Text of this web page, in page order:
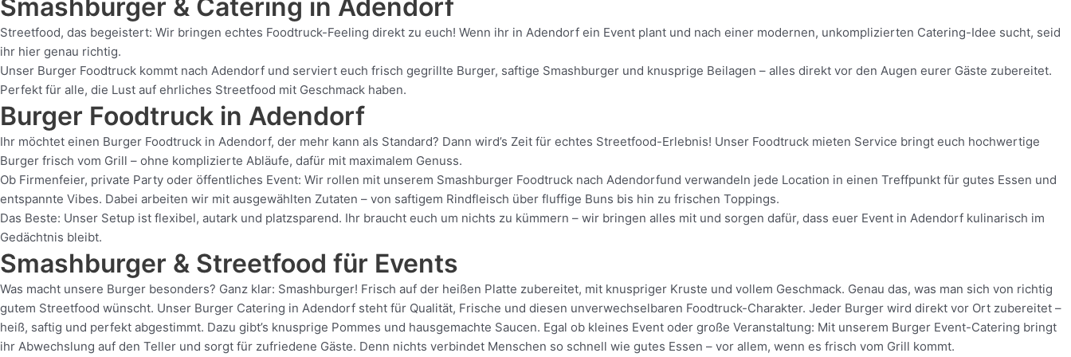
Smashburger & Catering in Adendorf
Streetfood, das begeistert: Wir bringen echtes Foodtruck-Feeling direkt zu euch! Wenn ihr in Adendorf ein Event plant und nach einer modernen, unkomplizierten Catering-Idee sucht, seid
ihr hier genau richtig.
Unser Burger Foodtruck kommt nach Adendorf und serviert euch frisch gegrillte Burger, saftige Smashburger und knusprige Beilagen – alles direkt vor den Augen eurer Gäste zubereitet.
Perfekt für alle, die Lust auf ehrliches Streetfood mit Geschmack haben.
Burger Foodtruck in Adendorf
Ihr möchtet einen Burger Foodtruck in Adendorf, der mehr kann als Standard? Dann wird’s Zeit für echtes Streetfood-Erlebnis! Unser Foodtruck mieten Service bringt euch hochwertige
Burger frisch vom Grill – ohne komplizierte Abläufe, dafür mit maximalem Genuss.
Ob Firmenfeier, private Party oder öffentliches Event: Wir rollen mit unserem Smashburger Foodtruck nach Adendorfund verwandeln jede Location in einen Treffpunkt für gutes Essen und
entspannte Vibes. Dabei arbeiten wir mit ausgewählten Zutaten – von saftigem Rindfleisch über fluffige Buns bis hin zu frischen Toppings.
Das Beste: Unser Setup ist flexibel, autark und platzsparend. Ihr braucht euch um nichts zu kümmern – wir bringen alles mit und sorgen dafür, dass euer Event in Adendorf kulinarisch im
Gedächtnis bleibt.
Smashburger & Streetfood für Events
Was macht unsere Burger besonders? Ganz klar: Smashburger! Frisch auf der heißen Platte zubereitet, mit knuspriger Kruste und vollem Geschmack. Genau das, was man sich von richtig
gutem Streetfood wünscht. Unser Burger Catering in Adendorf steht für Qualität, Frische und diesen unverwechselbaren Foodtruck-Charakter. Jeder Burger wird direkt vor Ort zubereitet –
heiß, saftig und perfekt abgestimmt. Dazu gibt’s knusprige Pommes und hausgemachte Saucen. Egal ob kleines Event oder große Veranstaltung: Mit unserem Burger Event-Catering bringt
ihr Abwechslung auf den Teller und sorgt für zufriedene Gäste. Denn nichts verbindet Menschen so schnell wie gutes Essen – vor allem, wenn es frisch vom Grill kommt.